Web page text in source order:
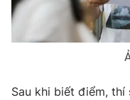
Liên hệ tòa soạn
Sau khi biết điểm,